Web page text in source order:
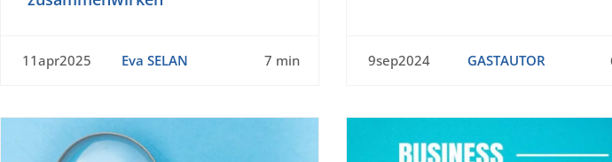
11apr2025 Eva SELAN 7 min 9sep2024 GASTAUTOR